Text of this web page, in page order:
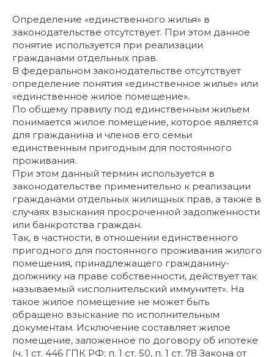
Определение «единственного жилья» в
законодательстве отсутствует. При этом данное
понятие используется при реализации
гражданами отдельных прав.
В федеральном законодательстве отсутствует
определение понятия «единственное жилье» или
«единственное жилое помещение».
По общему правилу под единственным жильем
понимается жилое помещение, которое является
для гражданина и членов его семьи
единственным пригодным для постоянного
проживания.
При этом данный термин используется в
законодательстве применительно к реализации
гражданами отдельных жилищных прав, а также в
случаях взыскания просроченной задолженности
или банкротства граждан.
Так, в частности, в отношении единственного
пригодного для постоянного проживания жилого
помещения, принадлежащего гражданину-
должнику на праве собственности, действует так
называемый «исполнительский иммунитет». На
такое жилое помещение не может быть
обращено взыскание по исполнительным
документам. Исключение составляет жилое
помещение, заложенное по договору об ипотеке
(ч. 1 ст. 446 ГПК РФ; п. 1 ст. 50, п. 1 ст. 78 Закона от